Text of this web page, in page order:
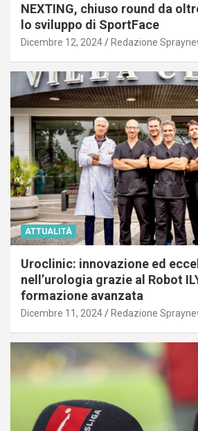
NEXTING, chiuso round da
lo sviluppo di SportFace
Dicembre 12, 2024 Redazione
ATTUALITÀ
Uroclinic: innovazione ed
nell’urologia grazie al Robot
formazione avanzata
Dicembre 11, 2024 Redazione